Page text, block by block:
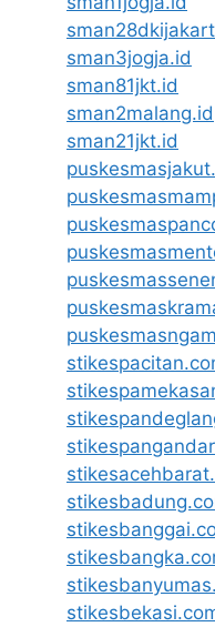
sman3jogja.id
sman81jkt.id
sman2malang.id
sman21jkt.id